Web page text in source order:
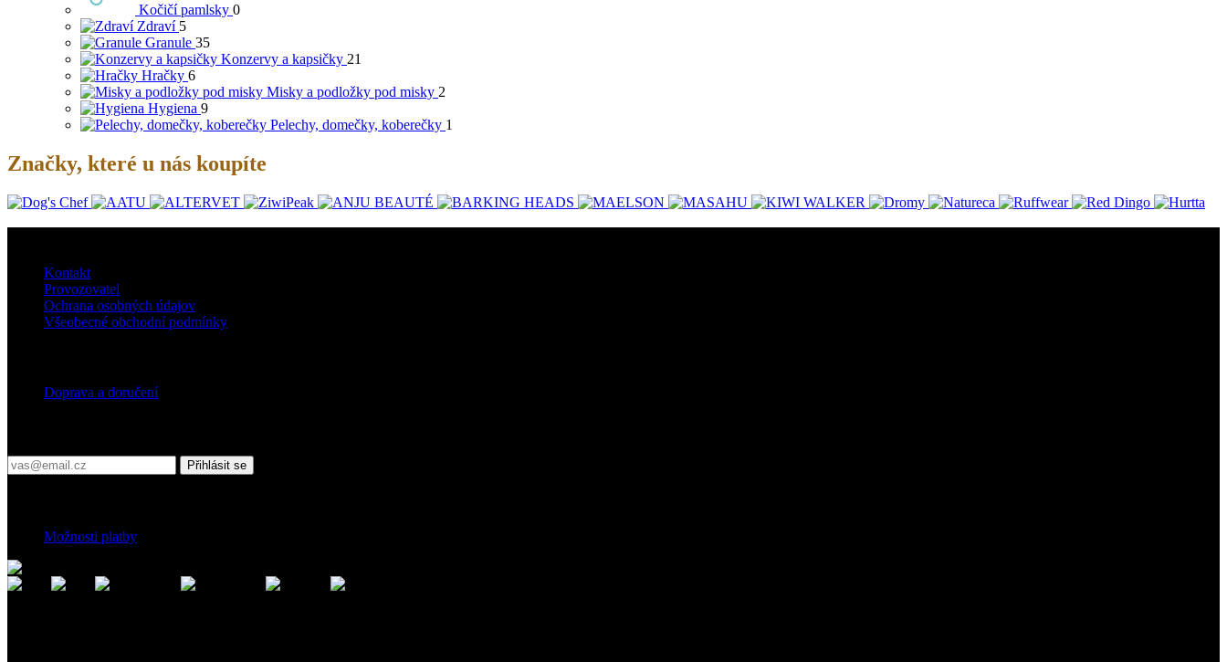
Kočičí pamlsky 0
Zdraví 5
Granule 35
Konzervy a kapsičky 21
Hračky 6
Misky a podložky pod misky 2
Hygiena 9
Pelechy, domečky, koberečky 1
Značky, které u nás koupíte
Kontakt
Provozovatel
Ochrana osobných údajov
Všeobecné obchodní podmínky
Doprava a doručení
Přihlásit se
Možnosti platby